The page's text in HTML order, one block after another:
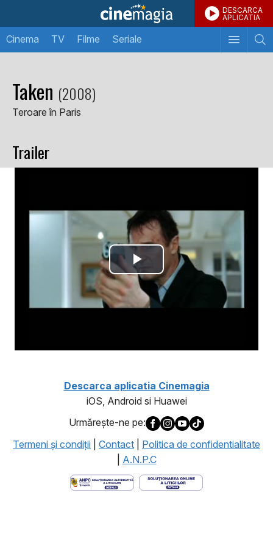
DESCARCA
APLICATIA
Cinema TV Filme Seriale
Taken (2008)
Teroare în Paris
Trailer
Descarca aplicatia Cinemagia
iOS, Android si Huawei
Urmăreşte-ne pe:
Termeni şi condiţii
Contact
Politica de confidentialitate
A.N.P.C